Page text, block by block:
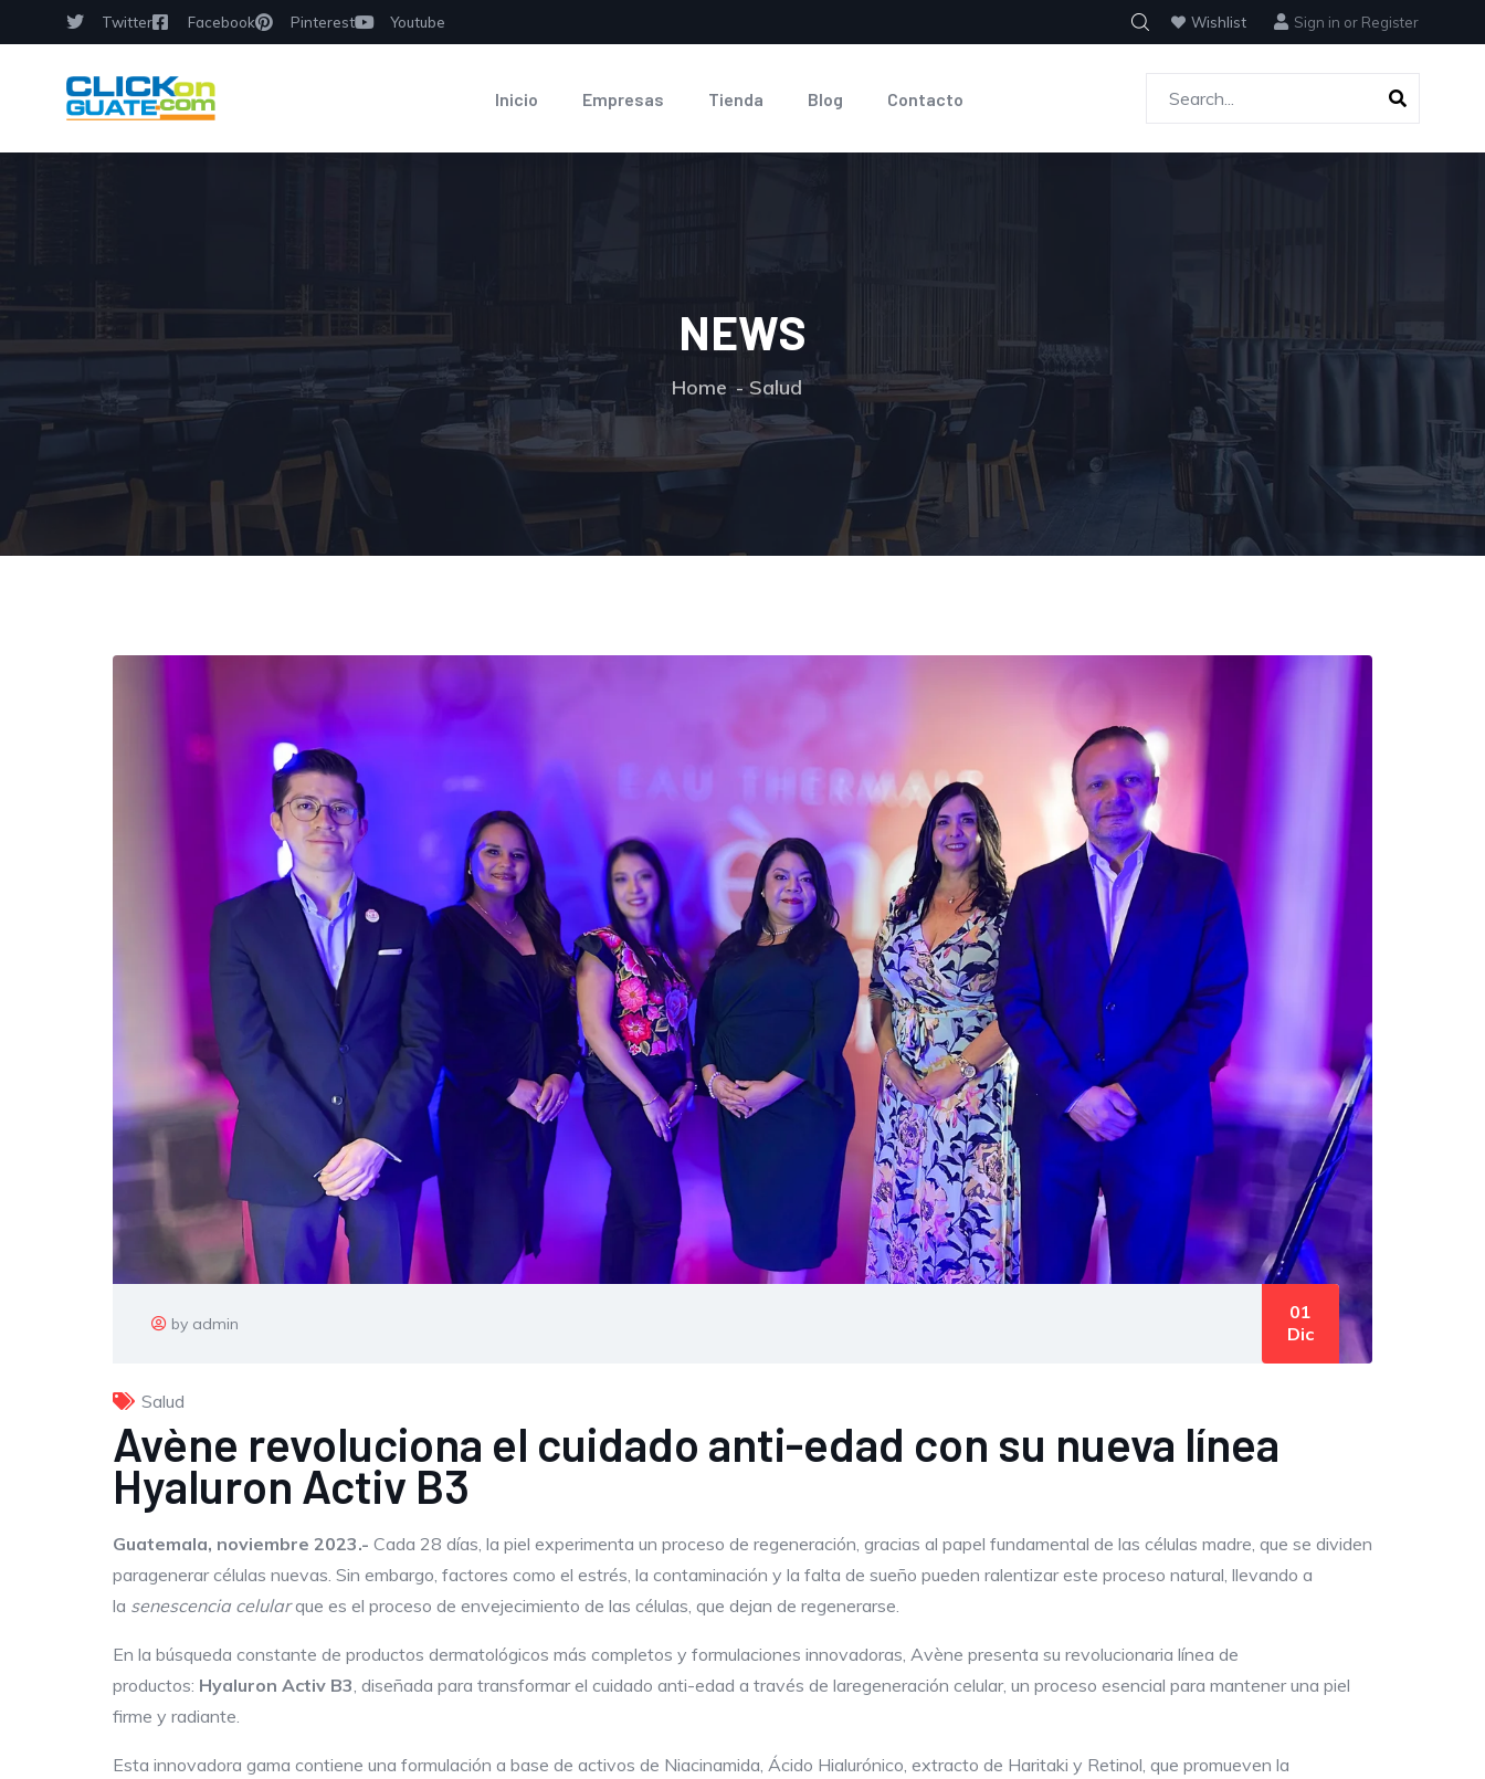
Twitter Facebook Pinterest Youtube Wishlist Sign in or Register
Inicio Empresas Tienda Blog Contacto
NEWS
Home Salud
by admin
01
Dic
Salud
Avène revoluciona el cuidado anti-edad con su nueva línea
Hyaluron Activ B3
Guatemala, noviembre 2023.- Cada 28 días, la piel experimenta un proceso de regeneración, gracias al papel fundamental de las células madre, que se dividen
paragenerar células nuevas. Sin embargo, factores como el estrés, la contaminación y la falta de sueño pueden ralentizar este proceso natural, llevando a
la senescencia celularque es el proceso de envejecimiento de las células, que dejan de regenerarse.
En la búsqueda constante de productos dermatológicos más completos y formulaciones innovadoras, Avène presenta su revolucionaria línea de
productos: Hyaluron Activ B3, diseñada para transformar el cuidado anti-edad a través de laregeneración celular, un proceso esencial para mantener una piel
firme y radiante.
Esta innovadora gama contiene una formulación a base de activos de Niacinamida, Ácido Hialurónico, extracto de Haritaki y Retinol, que promueven la